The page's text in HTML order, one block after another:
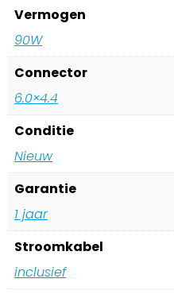
Vermogen
90W
Connector
6.0×4.4
Conditie
Nieuw
Garantie
1 jaar
Stroomkabel
inclusief